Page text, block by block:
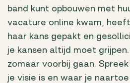
band kunt opbouwen met
vacature online kwam,
haar kans gepakt en
je kansen altijd moet
zomaar voorbij gaan.
je visie is en waar je